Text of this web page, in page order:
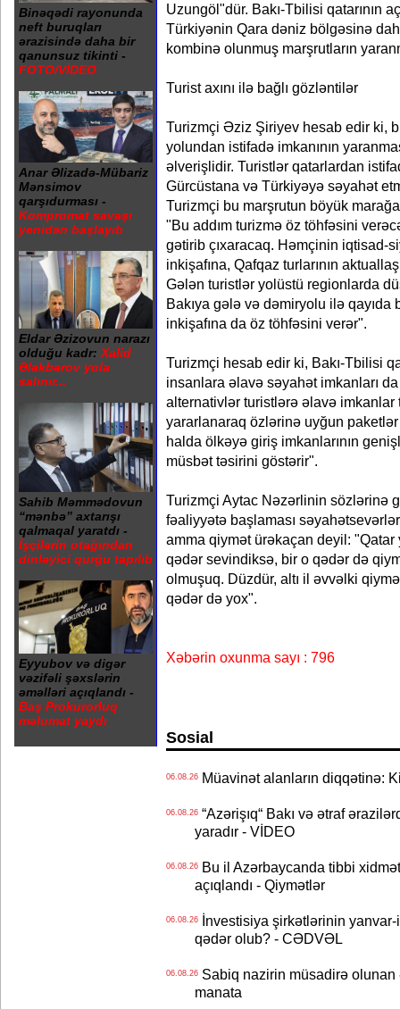
Binəqədi rayonunda
neft buruqları
ərazisində daha bir
qanunsuz tikinti -
FOTO/VİDEO
Anar Əlizadə-Mübariz
Mənsimov
qarşıdurması -
Kompromat savaşı
yenidən başlayıb
Eldar Əzizovun narazı
olduğu kadr: Xalid
Ələkbərov yola
salınır...
Sahib Məmmədovun
“mənbə” axtarışı
qalmaqal yaratdı -
İşçilərin otağından
dinləyici qurğu tapılıb
Eyyubov və digər
vəzifəli şəxslərin
əməlləri açıqlandı -
Baş Prokurorluq
məlumat yaydı
Uzungöl"dür. Bakı-Tbilisi qatarının
Türkiyənin Qara dəniz bölgəsinə
kombinə olunmuş marşrutların
Turist axını ilə bağlı gözləntilər
Turizmçi Əziz Şiriyev hesab edir ki,
yolundan istifadə imkanının
əlverişlidir. Turistlər qatarlardan
Gürcüstana və Türkiyəyə səyahət
Turizmçi bu marşrutun böyük
"Bu addım turizmə öz töhfəsini
gətirib çıxaracaq. Həmçinin iqtisad-
inkişafına, Qafqaz turlarının
Gələn turistlər yolüstü regionlarda
Bakıya gələ və dəmiryolu ilə qayıda
inkişafına da öz töhfəsini verər".
Turizmçi hesab edir ki, Bakı-Tbilisi
insanlara əlavə səyahət imkanları
alternativlər turistlərə əlavə
yararlanaraq özlərinə uyğun
halda ölkəyə giriş imkanlarının
müsbət təsirini göstərir".
Turizmçi Aytac Nəzərlinin sözlərinə
fəaliyyətə başlaması
amma qiymət ürəkaçan deyil: "Qatar
qədər sevindiksə, bir o qədər də
olmuşuq. Düzdür, altı il əvvəlki
qədər də yox".
Xəbərin oxunma sayı : 796
Sosial
06.08.26Müavinət alanların diqqətinə:
06.08.26“Azərişıq“ Bakı və ətraf
yaradır - VİDEO
06.08.26Bu il Azərbaycanda tibbi
açıqlandı - Qiymətlər
06.08.26İnvestisiya şirkətlərinin yanvar-
qədər olub? - CƏDVƏL
06.08.26Sabiq nazirin müsadirə olunan
manata